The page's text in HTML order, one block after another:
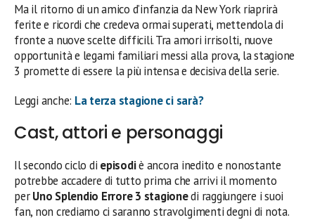
Ma il ritorno di un amico d’infanzia da New York riaprirà
ferite e ricordi che credeva ormai superati, mettendola di
fronte a nuove scelte difficili. Tra amori irrisolti, nuove
opportunità e legami familiari messi alla prova, la stagione
3 promette di essere la più intensa e decisiva della serie.
Leggi anche: La terza stagione ci sarà?
Cast, attori e personaggi
Il secondo ciclo di episodiè ancora inedito e nonostante
potrebbe accadere di tutto prima che arrivi il momento
perUno Splendio Errore 3 stagionedi raggiungere i suoi
fan, non crediamo ci saranno stravolgimenti degni di nota.